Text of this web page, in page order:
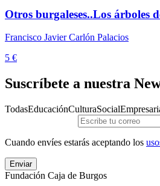
Otros burgaleses..Los árboles
Francisco Javier Carlón Palacios
5 €
Suscríbete a nuestra
TodasEducaciónCulturaSocial
Cuando envíes estarás aceptando los
Enviar
Fundación Caja de Burgos